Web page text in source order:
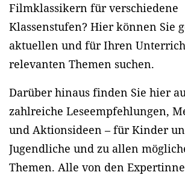
Filmklassikern für verschiedene
Klassenstufen? Hier können Sie
aktuellen und für Ihren
relevanten Themen suchen.
Darüber hinaus finden Sie hier
zahlreiche Leseempfehlungen,
und Aktionsideen – für Kinder
Jugendliche und zu allen
Themen. Alle von den